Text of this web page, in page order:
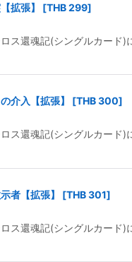
拡張】 [THB 299]
ス還魂記(シングルカード)
介入【拡張】 [THB 300]
ス還魂記(シングルカード)
者【拡張】 [THB 301]
ス還魂記(シングルカード)